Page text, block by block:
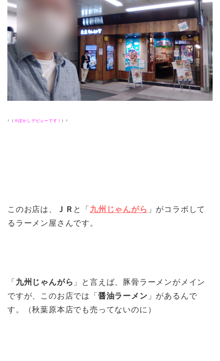
↑（ ※ぼかしデビューです！ ）↑
このお店は、 ＪＲ と「 九州じゃんがら 」がコラボして
るラーメン屋さんです。
「 九州じゃんがら 」と言えば、豚骨ラーメンがメイン
ですが、このお店では「 醤油ラーメン 」があるんで
す。（秋葉原本店でも売ってないのに）